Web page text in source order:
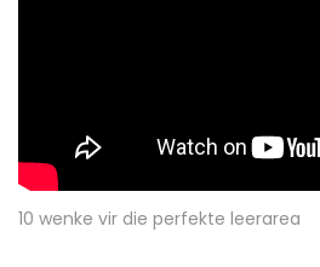
10 wenke vir die perfekte leerarea